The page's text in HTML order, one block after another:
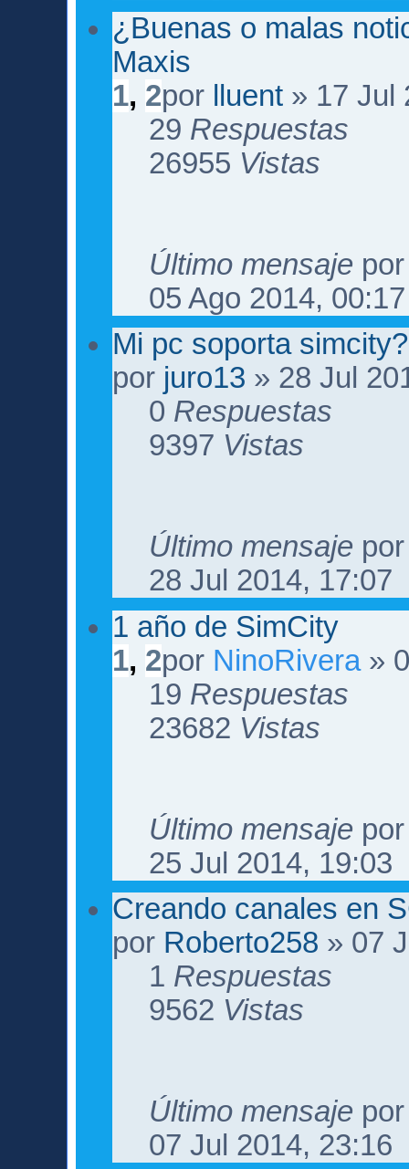
¿Buenas o malas
Maxis
1, 2por lluent » 17 Jul
29 Respuestas
26955 Vistas
Último mensaje
05 Ago 2014, 00:17
Mi pc soporta simcity?
por juro13 » 28 Jul
0 Respuestas
9397 Vistas
Último mensaje
28 Jul 2014, 17:07
1 año de SimCity
1, 2por NinoRivera»
19 Respuestas
23682 Vistas
Último mensaje
25 Jul 2014, 19:03
Creando canales en
por Roberto258 » 07
1 Respuestas
9562 Vistas
Último mensaje
07 Jul 2014, 23:16